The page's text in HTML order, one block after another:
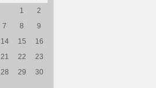
1
2
7 8
9
14 15
16
21 22
23
28 29
30